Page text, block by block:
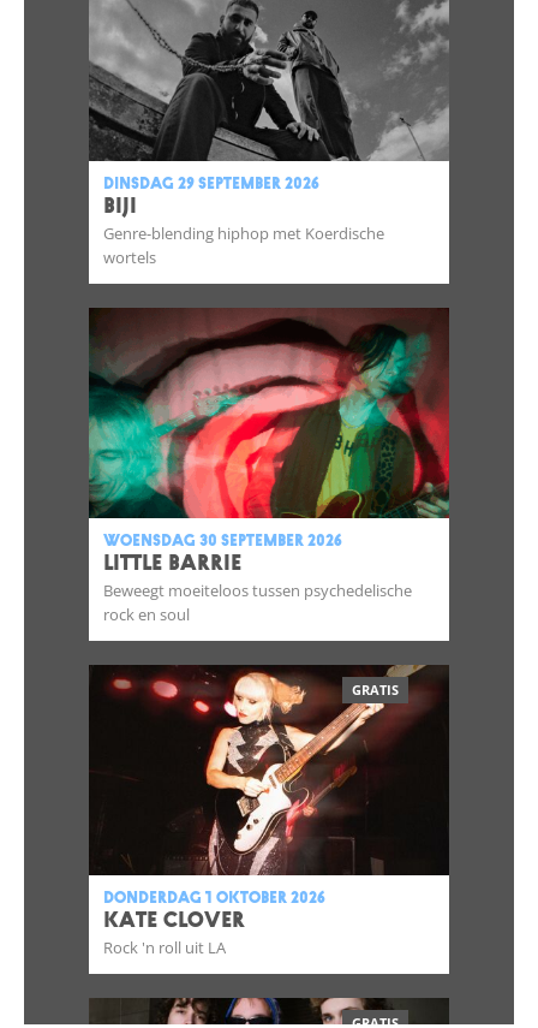
dinsdag 29 september 2026
BIJI
Genre-blending hiphop met Koerdische
wortels
woensdag 30 september 2026
LITTLE BARRIE
Beweegt moeiteloos tussen psychedelische
rock en soul
GRATIS
donderdag 1 oktober 2026
KATE CLOVER
Rock 'n roll uit LA
GRATIS